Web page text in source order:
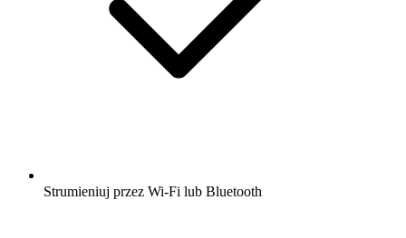
Strumieniuj przez Wi-Fi lub Bluetooth